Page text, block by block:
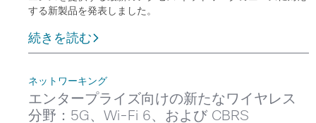
する新製品を発表しました。
続きを読む
ネットワーキング
エンタープライズ向けの新たなワイヤレス
分野：5G、Wi-Fi 6、および CBRS